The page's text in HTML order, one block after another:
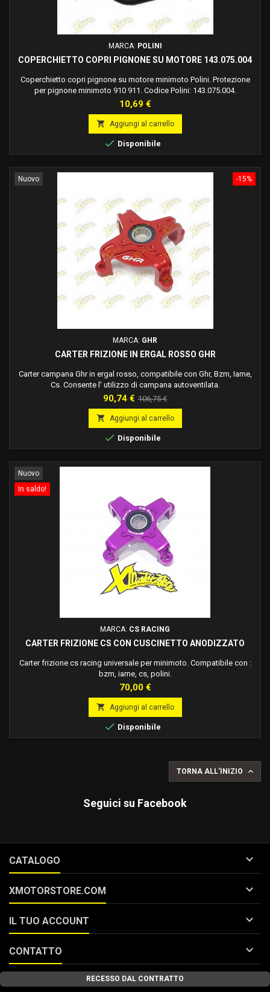
MARCA: POLINI
COPERCHIETTO COPRI PIGNONE SU MOTORE 143.075.004
Coperchietto copri pignone su motore minimoto Polini. Protezione
per pignone minimoto 910 911. Codice Polini: 143.075.004.
Prezzo
10,69 €
 Aggiungi al carrello
 Disponibile
-15%
Nuovo
MARCA: GHR
CARTER FRIZIONE IN ERGAL ROSSO GHR
Carter campana Ghr in ergal rosso, compatibile con Ghr, Bzm, Iame,
Cs. Consente l' utilizzo di campana autoventilata.
Prezzo
90,74 € Prezzo
base
106,75 €
 Aggiungi al carrello
 Disponibile
Nuovo
In saldo!
MARCA: CS RACING
CARTER FRIZIONE CS CON CUSCINETTO ANODIZZATO
Carter frizione cs racing universale per minimoto. Compatibile con :
bzm, iame, cs, polini.
Prezzo
70,00 €
 Aggiungi al carrello
 Disponibile
TORNA ALL'INIZIO 
Seguici su Facebook
CATALOGO 
XMOTORSTORE.COM 
IL TUO ACCOUNT 
CONTATTO 
RECESSO DAL CONTRATTO